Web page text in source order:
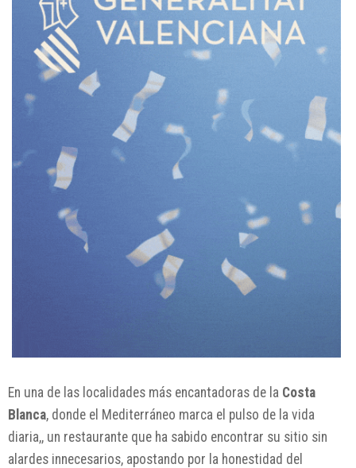
En una de las localidades más encantadoras de la Costa
Blanca, donde el Mediterráneo marca el pulso de la vida
diaria,, un restaurante que ha sabido encontrar su sitio sin
alardes innecesarios, apostando por la honestidad del